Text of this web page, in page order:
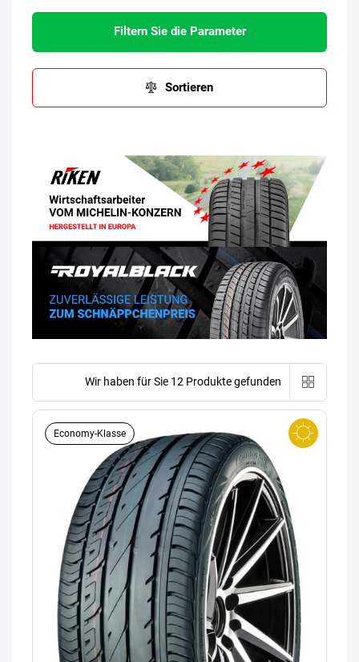
Filtern Sie die Parameter
Sortieren
Wir haben für Sie 12 Produkte gefunden
Economy-Klasse